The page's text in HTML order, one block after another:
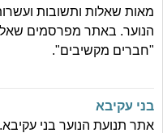
מאות שאלות ותשובות
הנוער. באתר מפרסמים
"חברים מקשיבים".
בני עקיבא
אתר תנועת הנוער בני עקיבא.